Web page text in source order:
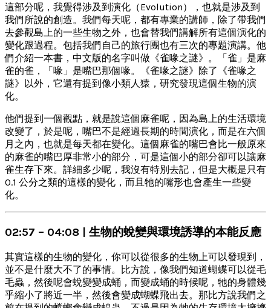
這部分呢，我覺得涉及到演化（Evolution），也就是涉及到
我們所說的創造。我們每天呢，都有專業的講師，除了帶我們
去參觀島上的一些生物之外，也會替我們講解所有這個演化的
變化跟過程。包括我們自己的旅行團也有三次的專題演講。他
們介紹一本書，中文版的名字叫做《雀喙之謎》。「雀」是麻
雀的雀，「喙」是嘴巴那個喙。《雀喙之謎》除了《雀喙之
謎》以外，它還有提到像小類人猿，研究發現這個生物的演
化。
他們提到一個觀點，就是說這個麻雀呢，因為島上的生活環境
改變了，於是呢，嘴巴不是經過長期的時間演化，而是在六個
月之內，也就是每天都在變化。這個麻雀的嘴巴會比一般原來
的麻雀的嘴巴厚非常小的部分，可是這個小的部分卻可以讓麻
雀生存下來。詳細多少呢，我沒有特別去記，但是大概是只有
0.1 公分之類的這樣的變化，而且牠的嘴形也會產生一些變
化。
02:57 – 04:08 | 生物的蛻變與環境誘導的本能反應
其實這樣的生物的變化，你可以從很多的生物上可以發現到，
並不是什麼大不了的事情。比方說，像我們知道蝴蝶可以從毛
毛蟲，然後呢會蛻變變成蛹，而變成蛹的時候呢，牠的身體幾
乎縮小了將近一半，然後會變成蝴蝶飛出去。那比方說我們之